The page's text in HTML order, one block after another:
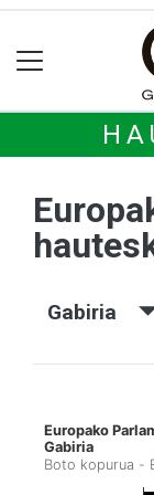
Gabiria
Europako
Gabiria
Boto kopurua -